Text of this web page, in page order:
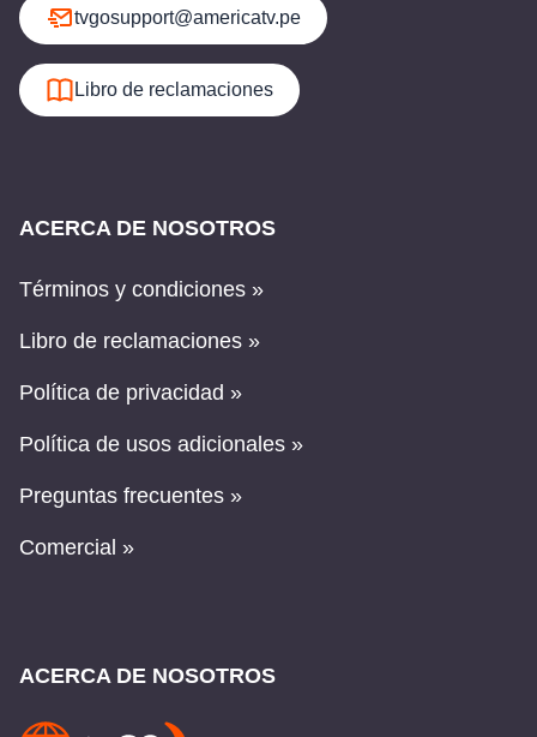
tvgosupport@americatv.pe
Libro de reclamaciones
ACERCA DE NOSOTROS
Términos y condiciones »
Libro de reclamaciones »
Política de privacidad »
Política de usos adicionales »
Preguntas frecuentes »
Comercial »
ACERCA DE NOSOTROS